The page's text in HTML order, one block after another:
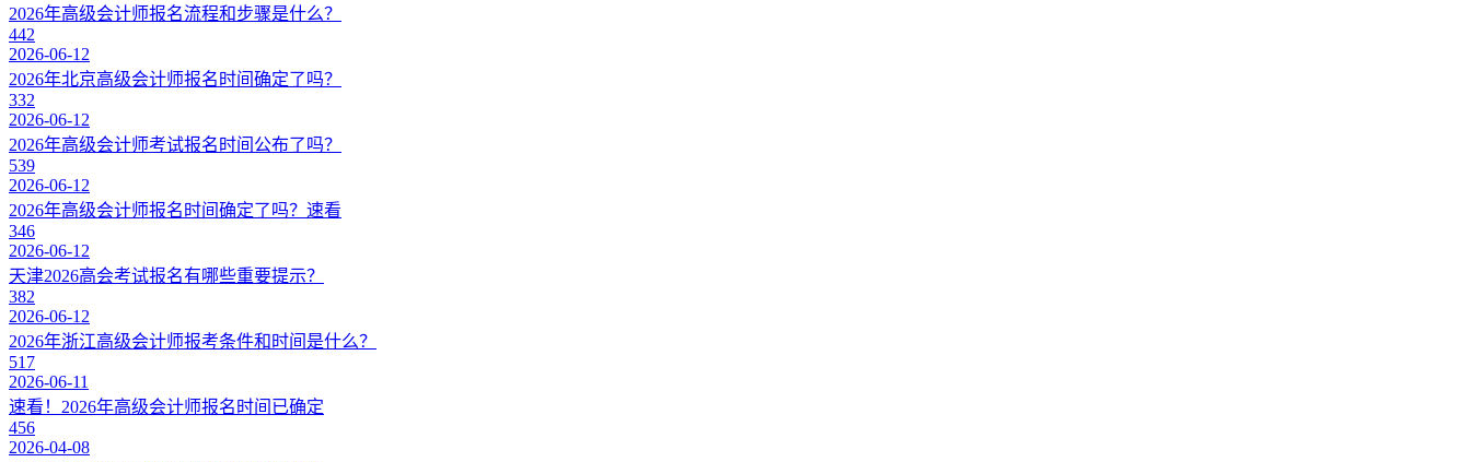
2026年高级会计师报名流程和步骤是什么？
442
2026-06-12
2026年北京高级会计师报名时间确定了吗？
332
2026-06-12
2026年高级会计师考试报名时间公布了吗？
539
2026-06-12
2026年高级会计师报名时间确定了吗？速看
346
2026-06-12
天津2026高会考试报名有哪些重要提示？
382
2026-06-12
2026年浙江高级会计师报考条件和时间是什么？
517
2026-06-11
速看！2026年高级会计师报名时间已确定
456
2026-04-08